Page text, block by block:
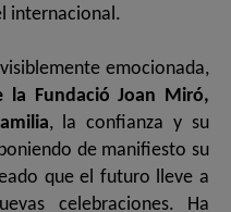
internacional.
emocionada,
la Fundació Joan Miró,
, la confianza y su
de manifiesto su
que el futuro lleve a
celebraciones. Ha